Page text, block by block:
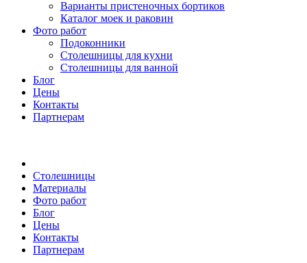
Варианты пристеночных бортиков
Каталог моек и раковин
Фото работ
Подоконники
Столешницы для кухни
Столешницы для ванной
Блог
Цены
Контакты
Партнерам
Столешницы
Материалы
Фото работ
Блог
Цены
Контакты
Партнерам